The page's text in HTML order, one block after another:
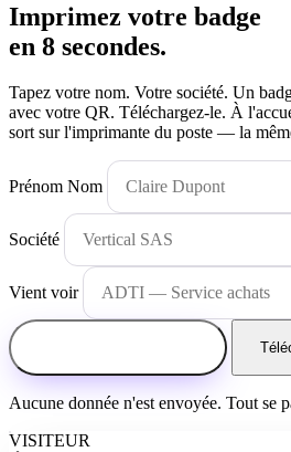
Imprimez votre badge
en 8 secondes.
Tapez votre nom. Votre société. Un
avec votre QR. Téléchargez-le. À
sort sur l'imprimante du poste — la
Prénom Nom
Société
Vient voir
Aucune donnée n'est envoyée. Tout se
VISITEUR